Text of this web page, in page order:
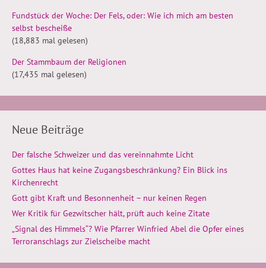
Fundstück der Woche: Der Fels, oder: Wie ich mich am besten
selbst bescheiße
(18,883 mal gelesen)
Der Stammbaum der Religionen
(17,435 mal gelesen)
Neue Beiträge
Der falsche Schweizer und das vereinnahmte Licht
Gottes Haus hat keine Zugangsbeschränkung? Ein Blick ins
Kirchenrecht
Gott gibt Kraft und Besonnenheit – nur keinen Regen
Wer Kritik für Gezwitscher hält, prüft auch keine Zitate
„Signal des Himmels“? Wie Pfarrer Winfried Abel die Opfer eines
Terroranschlags zur Zielscheibe macht